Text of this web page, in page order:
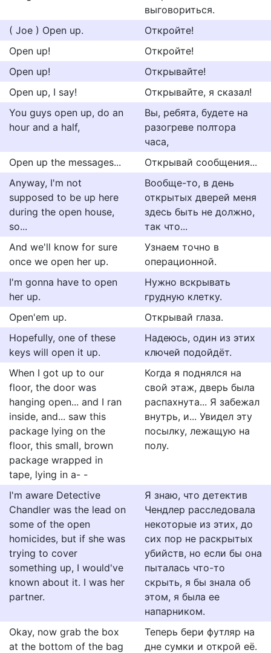
выговориться.
( Joe ) Open up.
Откройте!
Open up!
Откройте!
Open up!
Открывайте!
Open up, I say!
Открывайте, я сказал!
You guys open up, do an
hour and a half,
Вы, ребята, будете на
разогреве полтора
часа,
Open up the messages...
Открывай сообщения...
Anyway, I'm not
supposed to be up here
during the open house,
so...
Вообще-то, в день
открытых дверей меня
здесь быть не должно,
так что...
And we'll know for sure
once we open her up.
Узнаем точно в
операционной.
I'm gonna have to open
her up.
Нужно вскрывать
грудную клетку.
Open'em up.
Открывай глаза.
Hopefully, one of these
keys will open it up.
Надеюсь, один из этих
ключей подойдёт.
When I got up to our
floor, the door was
hanging open... and I ran
inside, and... saw this
package lying on the
floor, this small, brown
package wrapped in
tape, lying in a- -
Когда я поднялся на
свой этаж, дверь была
распахнута... Я забежал
внутрь, и... Увидел эту
посылку, лежащую на
полу.
I'm aware Detective
Chandler was the lead on
some of the open
homicides, but if she was
trying to cover
something up, I would've
known about it. I was her
partner.
Я знаю, что детектив
Чендлер расследовала
некоторые из этих, до
сих пор не раскрытых
убийств, но если бы она
пыталась что-то
скрыть, я бы знала об
этом, я была ее
напарником.
Okay, now grab the box
at the bottom of the bag
Теперь бери футляр на
дне сумки и открой её.